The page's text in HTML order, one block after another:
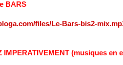
BARS
files/Le-Bars-bis2-
IMPERATIVEMENT (musiques en